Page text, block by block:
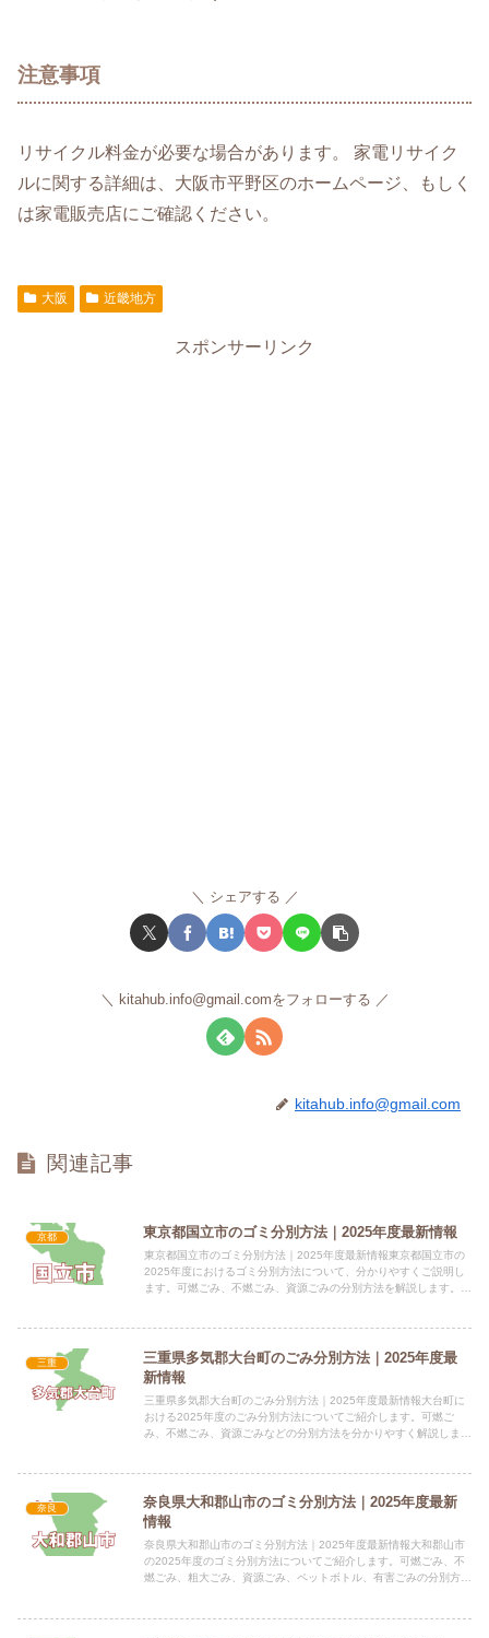
注意事項
リサイクル料金が必要な場合があります。 家電リサイク
ルに関する詳細は、大阪市平野区のホームページ、もしく
は家電販売店にご確認ください。
大阪 近畿地方
スポンサーリンク
シェアする
kitahub.info@gmail.comをフォローする
kitahub.info@gmail.com
関連記事
京都 東京都国立市のゴミ分別方法｜2025年度最新情報
東京都国立市のゴミ分別方法｜2025年度最新情報東京都国立市の
2025年度におけるゴミ分別方法について、分かりやすくご説明し
ます。可燃ごみ、不燃ごみ、資源ごみの分別方法を解説します。
三重
三重県多気郡大台町のごみ分別方法｜2025年度最
新情報
三重県多気郡大台町のごみ分別方法｜2025年度最新情報大台町に
おける2025年度のごみ分別方法についてご紹介します。可燃ご
み、不燃ごみ、資源ごみなどの分別方法を分かりやすく解説しま
奈良
奈良県大和郡山市のゴミ分別方法｜2025年度最新
情報
奈良県大和郡山市のゴミ分別方法｜2025年度最新情報大和郡山市
の2025年度のゴミ分別方法についてご紹介します。可燃ごみ、不
燃ごみ、粗大ごみ、資源ごみ、ペットボトル、有害ごみの分別方法